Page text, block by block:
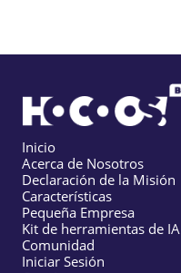
Inicio
Acerca de Nosotros
Declaración de la Misión
Características
Pequeña Empresa
Kit de herramientas de IA
Comunidad
Iniciar Sesión